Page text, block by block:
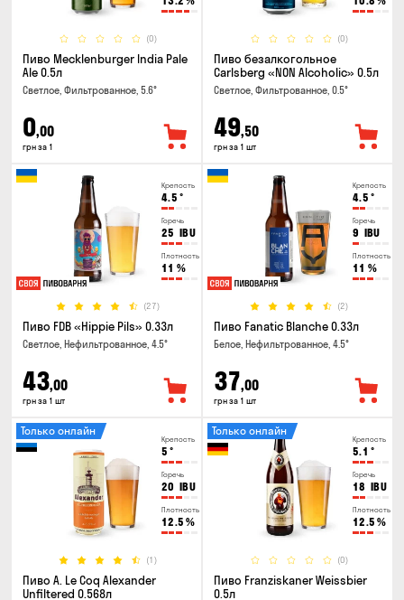
(0)
Пиво Mecklenburger India Pale
Ale 0.5л
Светлое, Фильтрованное, 5.6°
0,00
грн за 1
(0)
Пиво безалкогольное
Carlsberg «NON Alcoholic» 0.5л
Светлое, Фильтрованное, 0.5°
49,50
грн за 1 шт
Крепость
4.5 °
Горечь
25 IBU
Плотность
11 %
(27)
Пиво FDB «Hippie Pils» 0.33л
Светлое, Нефильтрованное, 4.5°
43,00
грн за 1 шт
Крепость
4.5 °
Горечь
9 IBU
Плотность
11 %
(2)
Пиво Fanatic Blanche 0.33л
Белое, Нефильтрованное, 4.5°
37,00
грн за 1 шт
Крепость
5 °
Горечь
20 IBU
Плотность
12.5 %
(1)
Только онлайн
Пиво A. Le Coq Alexander
Unfiltered 0.568л
Крепость
5.1 °
Горечь
18 IBU
Плотность
12.5 %
(0)
Только онлайн
Пиво Franziskaner Weissbier
0.5л